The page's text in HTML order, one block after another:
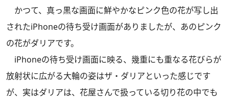
かつて、真っ黒な画面に鮮やかなピンク色の花が写し出
されたiPhoneの待ち受け画面がありましたが、あのピンク
の花がダリアです。
iPhoneの待ち受け画面に映る、幾重にも重なる花びらが
放射状に広がる大輪の姿はザ・ダリアといった感じです
が、実はダリアは、花屋さんで扱っている切り花の中でも